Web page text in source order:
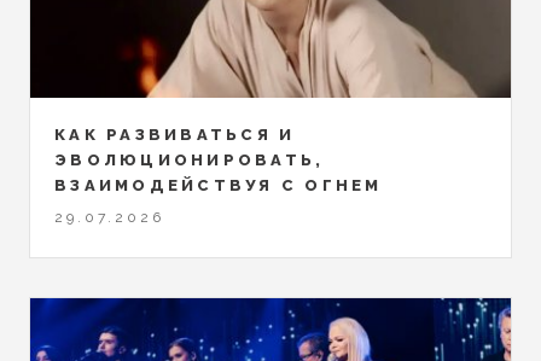
КАК РАЗВИВАТЬСЯ И
ЭВОЛЮЦИОНИРОВАТЬ,
ВЗАИМОДЕЙСТВУЯ С ОГНЕМ
29.07.2026